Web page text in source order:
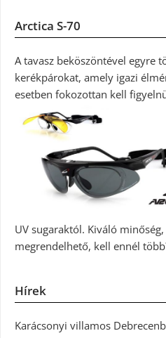
Arctica S-70
A tavasz beköszöntével egyre
kerékpárokat, amely igazi
esetben fokozottan kell
UV sugaraktól. Kiváló
megrendelhető, kell ennél
Hírek
Karácsonyi villamos